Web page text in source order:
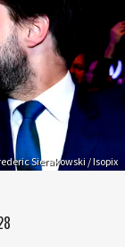
Sierakowski / Isopix